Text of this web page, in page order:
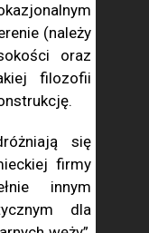
(należy
oraz
filozofii
się
firmy
innym
dla